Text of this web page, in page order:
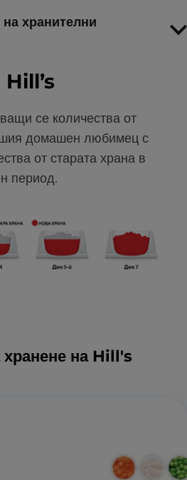
хранителни
се количества от
домашен любимец с
от старата храна в
период.
на Hill's